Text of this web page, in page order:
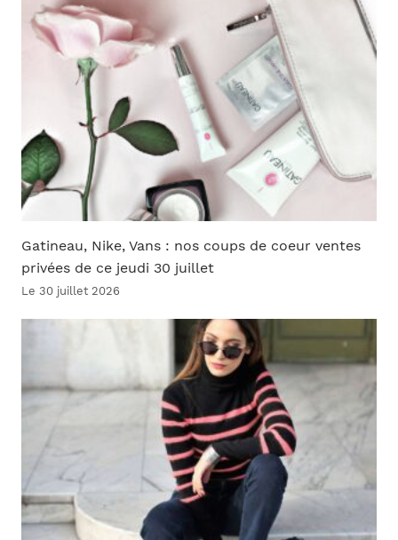
Gatineau, Nike, Vans : nos coups de coeur ventes
privées de ce jeudi 30 juillet
Le 30 juillet 2026